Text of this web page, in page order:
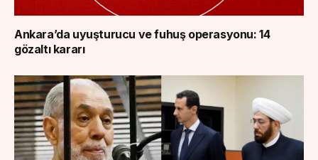
Ankara’da uyuşturucu ve fuhuş operasyonu: 14
gözaltı kararı